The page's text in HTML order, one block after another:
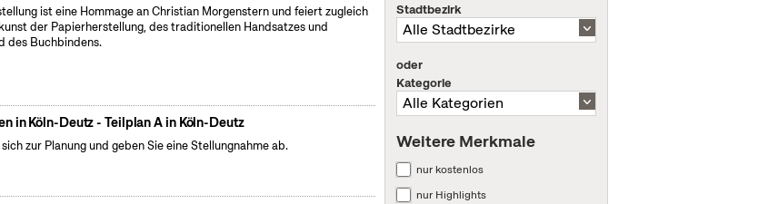
ist eine Hommage an Christian Morgenstern und feiert zugleich
der Papierherstellung, des traditionellen Handsatzes und
des Buchbindens.
in Köln-Deutz - Teilplan A in Köln-Deutz
zur Planung und geben Sie eine Stellungnahme ab.
Stadtbezirk
oder
Kategorie
Weitere Merkmale
nur kostenlos
nur Highlights